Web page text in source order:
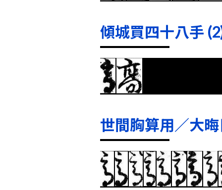
傾城買四十八手
世間胸算用／大